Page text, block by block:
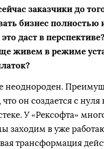
заказчики до
бизнес полностью
даст в
живем в режиме
неоднороден.
что он создается с нуля
У «Рексофта»
заходим в уже
трансформация